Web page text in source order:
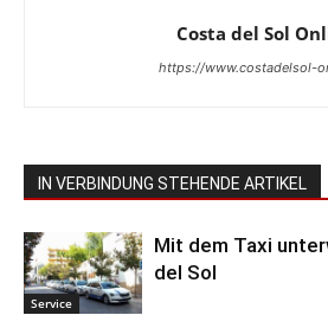
Costa del Sol
https://www.costadelsol-
IN VERBINDUNG STEHENDE ARTIKEL
Service
Mit dem Taxi
del Sol